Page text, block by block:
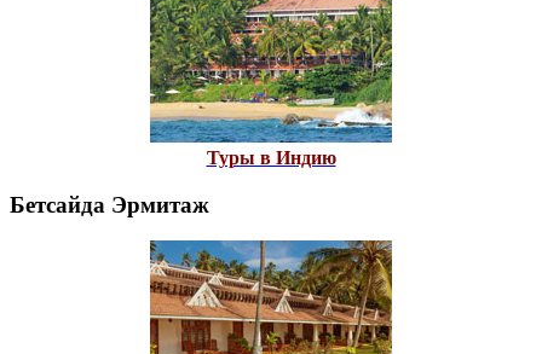
Туры в Индию
Бетсайда Эрмитаж